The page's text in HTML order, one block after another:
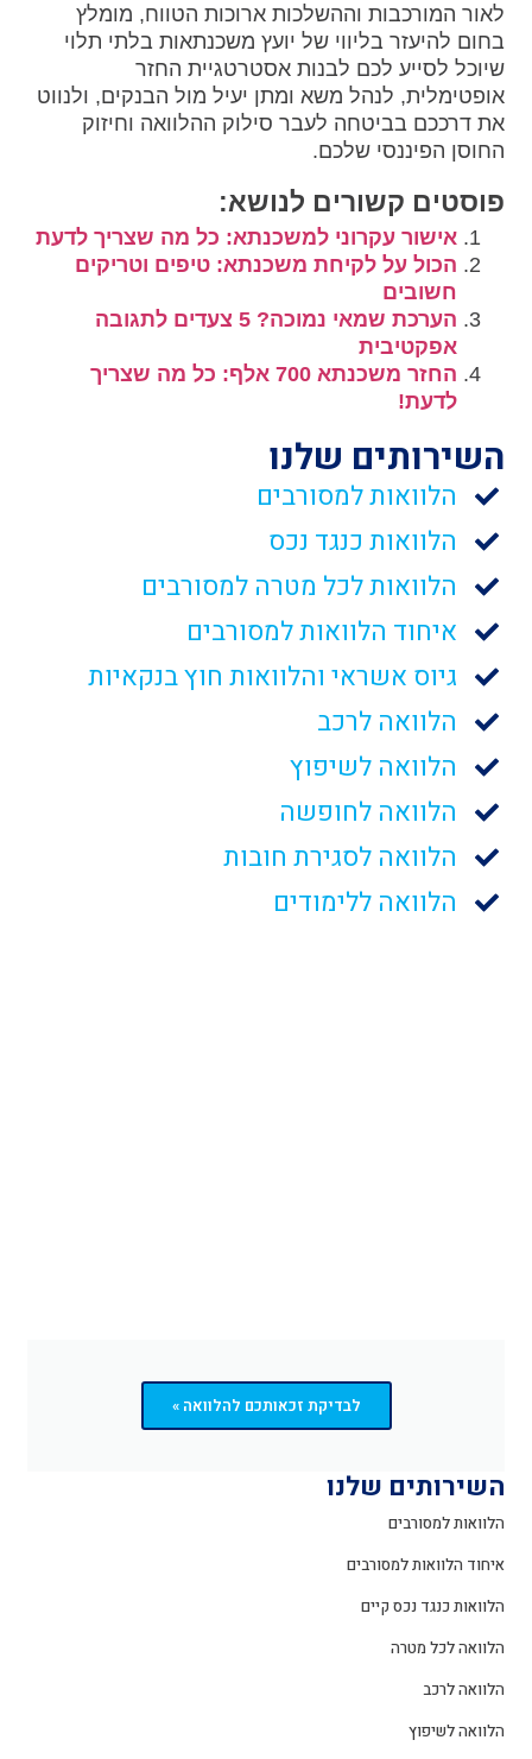
לאור המורכבות וההשלכות ארוכות הטווח, מומלץ
בחום להיעזר בליווי של יועץ משכנתאות בלתי תלוי
שיוכל לסייע לכם לבנות אסטרטגיית החזר
אופטימלית, לנהל משא ומתן יעיל מול הבנקים, ולנווט
את דרככם בביטחה לעבר סילוק ההלוואה וחיזוק
החוסן הפיננסי שלכם.
פוסטים קשורים לנושא:
אישור עקרוני למשכנתא: כל מה שצריך לדעת
הכול על לקיחת משכנתא: טיפים וטריקים
חשובים
הערכת שמאי נמוכה? 5 צעדים לתגובה
אפקטיבית
החזר משכנתא 700 אלף: כל מה שצריך
לדעת!
השירותים שלנו
הלוואות למסורבים
הלוואות כנגד נכס
הלוואות לכל מטרה למסורבים
איחוד הלוואות למסורבים
גיוס אשראי והלוואות חוץ בנקאיות
הלוואה לרכב
הלוואה לשיפוץ
הלוואה לחופשה
הלוואה לסגירת חובות
הלוואה ללימודים
לבדיקת זכאותכם להלוואה »
השירותים שלנו
הלוואות למסורבים
איחוד הלוואות למסורבים
הלוואות כנגד נכס קיים
הלוואה לכל מטרה
הלוואה לרכב
הלוואה לשיפוץ